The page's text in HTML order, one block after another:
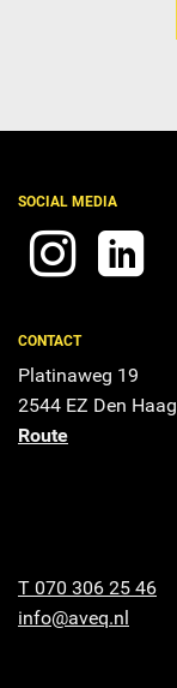
SOCIAL MEDIA
CONTACT
Platinaweg 19
2544 EZ Den Haag
Route
T 070 306 25 46
info@aveq.nl